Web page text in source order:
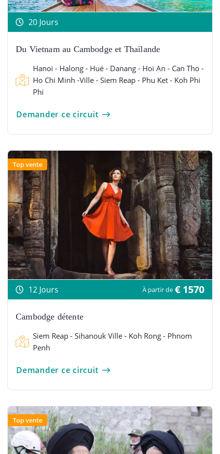
20 Jours
Du Vietnam au Cambodge et Thaïlande
Hanoi - Halong - Hué - Danang - Hoï An - Can Tho -
Ho Chi Minh -Ville - Siem Reap - Phu Ket - Koh Phi
Phi
Demander ce circuit
Top vente
12 Jours À partir de € 1570
Cambodge détente
Siem Reap - Sihanouk Ville - Koh Rong - Phnom
Penh
Demander ce circuit
Top vente